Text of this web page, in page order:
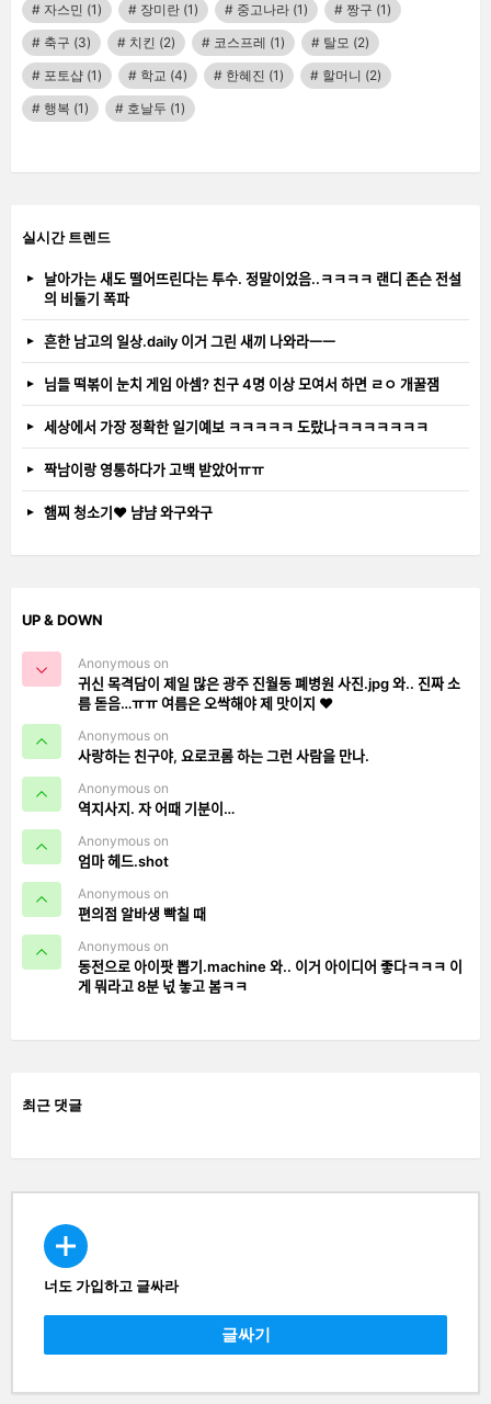
자스민 (1) 장미란 (1) 중고나라 (1) 짱구 (1)
축구 (3) 치킨 (2) 코스프레 (1) 탈모 (2)
포토샵 (1) 학교 (4) 한혜진 (1) 할머니 (2)
행복 (1) 호날두 (1)
실시간 트렌드
날아가는 새도 떨어뜨린다는 투수. 정말이었음..ㅋㅋㅋㅋ 랜디 존슨 전설
의 비둘기 폭파
흔한 남고의 일상.daily 이거 그린 새끼 나와라ㅡㅡ
님들 떡볶이 눈치 게임 아셈? 친구 4명 이상 모여서 하면 ㄹㅇ 개꿀잼
세상에서 가장 정확한 일기예보 ㅋㅋㅋㅋㅋ 도랐나ㅋㅋㅋㅋㅋㅋㅋ
짝남이랑 영통하다가 고백 받았어ㅠㅠ
햄찌 청소기❤️ 냠냠 와구와구
UP & DOWN
Anonymous on
귀신 목격담이 제일 많은 광주 진월동 폐병원 사진.jpg 와.. 진짜 소
름 돋음…ㅠㅠ 여름은 오싹해야 제 맛이지 ❤️
Anonymous on
사랑하는 친구야, 요로코롬 하는 그런 사람을 만나.
Anonymous on
역지사지. 자 어때 기분이…
Anonymous on
엄마 헤드.shot
Anonymous on
편의점 알바생 빡칠 때
Anonymous on
동전으로 아이팟 뽑기.machine 와.. 이거 아이디어 좋다ㅋㅋㅋ 이
게 뭐라고 8분 넋 놓고 봄ㅋㅋ
최근 댓글
CREATE
너도 가입하고 글싸라
글싸기